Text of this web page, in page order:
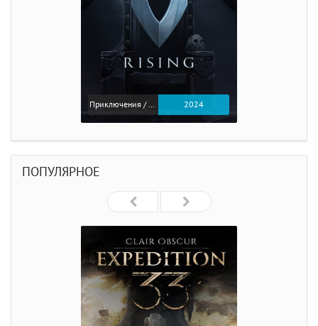
Приключения / Экшен 2024
ПОПУЛЯРНОЕ